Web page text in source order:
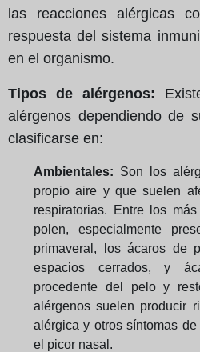
las reacciones alérgicas
respuesta del sistema
en el organismo.
Tipos de alérgenos:
alérgenos dependiendo de
clasificarse en:
Ambientales: Son los
propio aire y que suelen
respiratorias. Entre los
polen, especialmente
primaveral, los ácaros de
espacios cerrados, y
procedente del pelo y
alérgenos suelen producir
alérgica y otros síntomas
el picor nasal.